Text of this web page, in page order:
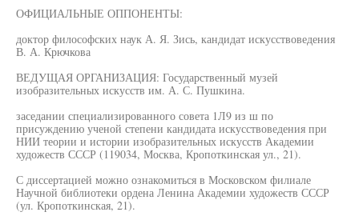
ОФИЦИАЛЬНЫЕ ОППОНЕНТЫ:
доктор философских наук А. Я. Зись, кандидат искусствоведения
В. А. Крючкова
ВЕДУЩАЯ ОРГАНИЗАЦИЯ: Государственный музей
изобразительных искусств им. А. С. Пушкина.
заседании специализированного совета 1Л9 из ш по
присуждению ученой степени кандидата искусствоведения при
НИИ теории и истории изобразительных искусств Академии
художеств СССР (119034, Москва, Кропоткинская ул., 21).
С диссертацией можно ознакомиться в Московском филиале
Научной библиотеки ордена Ленина Академии художеств СССР
(ул. Кропоткинская, 21).